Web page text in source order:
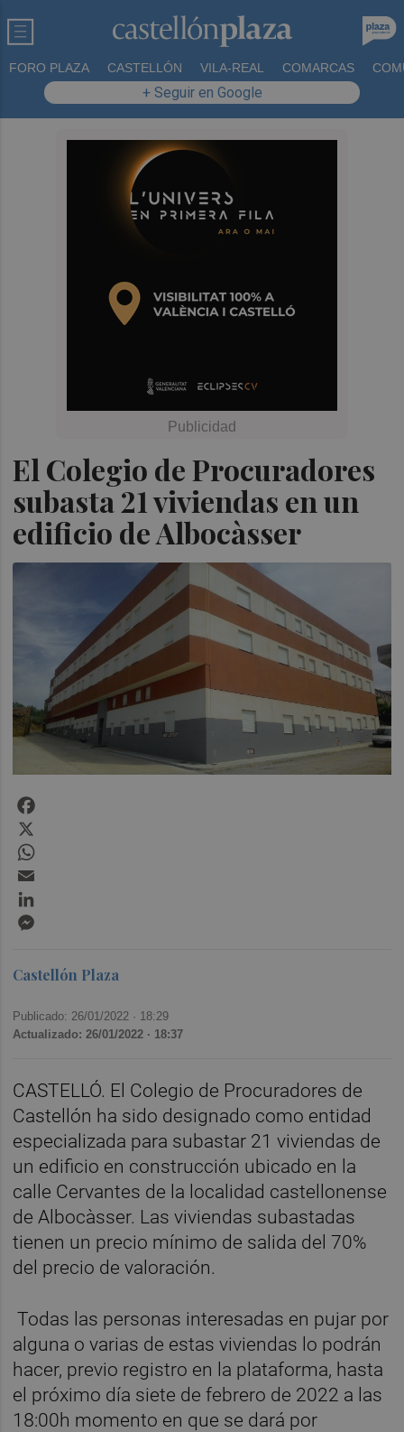
FORO PLAZA CASTELLÓN VILA-REAL COMARCAS
+ Seguir en Google
El Colegio de Procuradores
subasta 21 viviendas en un
edificio de Albocàsser
Castellón Plaza
Publicado: 26/01/2022 · 18:29
Actualizado: 26/01/2022 · 18:37
CASTELLÓ. El Colegio de Procuradores de
Castellón ha sido designado como entidad
especializada para subastar 21 viviendas de
un edificio en construcción ubicado en la
calle Cervantes de la localidad castellonense
de Albocàsser. Las viviendas subastadas
tienen un precio mínimo de salida del 70%
del precio de valoración.
Todas las personas interesadas en pujar por
alguna o varias de estas viviendas lo podrán
hacer, previo registro en la plataforma, hasta
el próximo día siete de febrero de 2022 a las
18:00h momento en que se dará por